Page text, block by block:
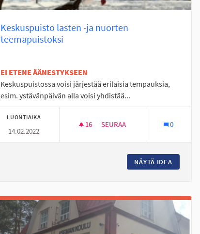
Keskuspuisto lasten -ja nuorten
teemapuistoksi
EI ETENE ÄÄNESTYKSEEN
Keskuspuistossa voisi järjestää erilaisia tempauksia,
esim. ystävänpäivän alla voisi yhdistää...
LUONTIAIKA
14.02.2022
16 16 SEURAAJAA
SEURAA
KESKUSPUISTO LASTEN -JA
0
NÄYTÄ IDEA